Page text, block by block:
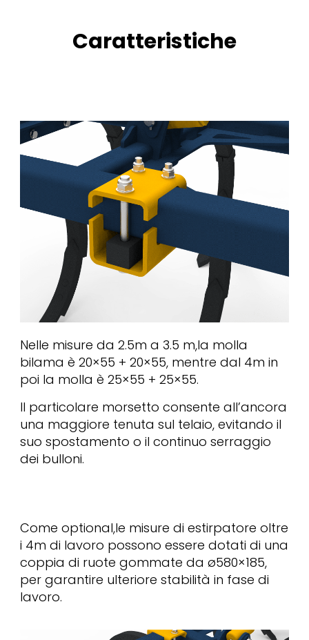
Caratteristiche
Nelle misure da 2.5m a 3.5 m,la molla
bilama è 20×55 + 20×55, mentre dal 4m in
poi la molla è 25×55 + 25×55.
Il particolare morsetto consente all’ancora
una maggiore tenuta sul telaio, evitando il
suo spostamento o il continuo serraggio
dei bulloni.
Come optional,le misure di estirpatore oltre
i 4m di lavoro possono essere dotati di una
coppia di ruote gommate da ø580×185,
per garantire ulteriore stabilità in fase di
lavoro.